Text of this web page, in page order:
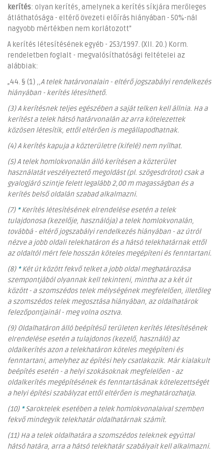
kerítés: olyan kerítés, amelynek a kerítés síkjára merőleges
átláthatósága - eltérő övezeti előírás hiányában - 50%-nál
nagyobb mértékben nem korlátozott”
A kerítés létesítésének egyéb - 253/1997. (XII. 20.) Korm.
rendeletben foglalt - megvalósíthatósági feltételei az
alábbiak:
„44. § (1) ,,A telek határvonalain - eltérő jogszabályi rendelkezés
hiányában - kerítés létesíthető.
(3) A kerítésnek teljes egészében a saját telken kell állnia. Ha a
kerítést a telek hátsó határvonalán az arra kötelezettek
közösen létesítik, ettől eltérően is megállapodhatnak.
(4) A kerítés kapuja a közterületre (kifelé) nem nyílhat.
(5) A telek homlokvonalán álló kerítésen a közterület
használatát veszélyeztető megoldást (pl. szögesdrótot) csak a
gyalogjáró szintje felett legalább 2,00 m magasságban és a
kerítés belső oldalán szabad alkalmazni.
(7) * Kerítés létesítésének elrendelése esetén a telek
tulajdonosa (kezelője, használója) a telek homlokvonalán,
továbbá - eltérő jogszabályi rendelkezés hiányában - az útról
nézve a jobb oldali telekhatáron és a hátsó telekhatárnak ettől
az oldaltól mért fele hosszán köteles megépíteni és fenntartani.
(8) *Két út között fekvő telket a jobb oldal meghatározása
szempontjából olyannak kell tekinteni, mintha az a két út
között - a szomszédos telek mélységének megfelelően, illetőleg
a szomszédos telek megosztása hiányában, az oldalhatárok
felezőpontjainál - meg volna osztva.
(9) Oldalhatáron álló beépítésű területen kerítés létesítésének
elrendelése esetén a tulajdonos (kezelő, használó) az
oldalkerítés azon a telekhatáron köteles megépíteni és
fenntartani, amelyhez az építési hely csatlakozik. Már kialakult
beépítés esetén - a helyi szokásoknak megfelelően - az
oldalkerítés megépítésének és fenntartásának kötelezettségét
a helyi építési szabályzat ettől eltérően is meghatározhatja.
(10) * Saroktelek esetében a telek homlokvonalaival szemben
fekvő mindegyik telekhatár oldalhatárnak számít.
(11) Ha a telek oldalhatára a szomszédos teleknek egyúttal
hátsó határa, arra a hátsó telekhatár szabályait kell alkalmazni.